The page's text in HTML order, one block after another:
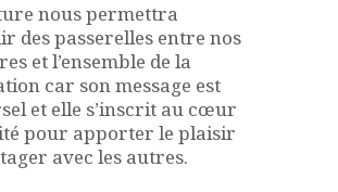
nous permettra
des passerelles entre nos
et l’ensemble de la
car son message est
et elle s’inscrit au cœur
pour apporter le plaisir
avec les autres.